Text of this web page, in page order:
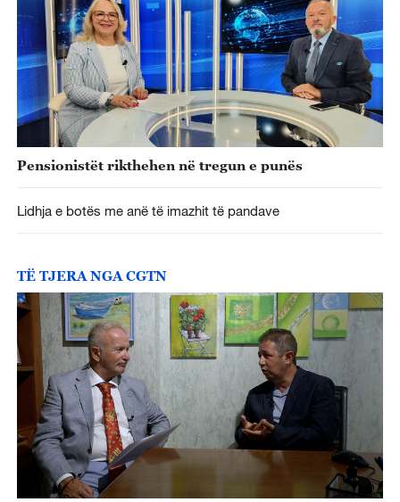
Pensionistët rikthehen në tregun e punës
Lidhja e botës me anë të imazhit të pandave
TË TJERA NGA CGTN